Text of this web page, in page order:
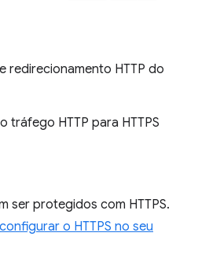
redirecionamento HTTP do
tráfego HTTP para HTTPS
ser protegidos com HTTPS.
configurar o HTTPS no seu